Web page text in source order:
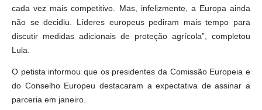
cada vez mais competitivo. Mas, infelizmente, a Europa ainda
não se decidiu. Líderes europeus pediram mais tempo para
discutir medidas adicionais de proteção agrícola”, completou
Lula.
O petista informou que os presidentes da Comissão Europeia e
do Conselho Europeu destacaram a expectativa de assinar a
parceria em janeiro.